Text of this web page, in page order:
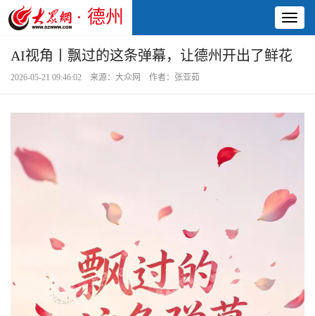
· 德州
AI视角丨飘过的这条弹幕，让德州开出了鲜花
2026-05-21 09:46:02 来源：大众网 作者：张亚茹